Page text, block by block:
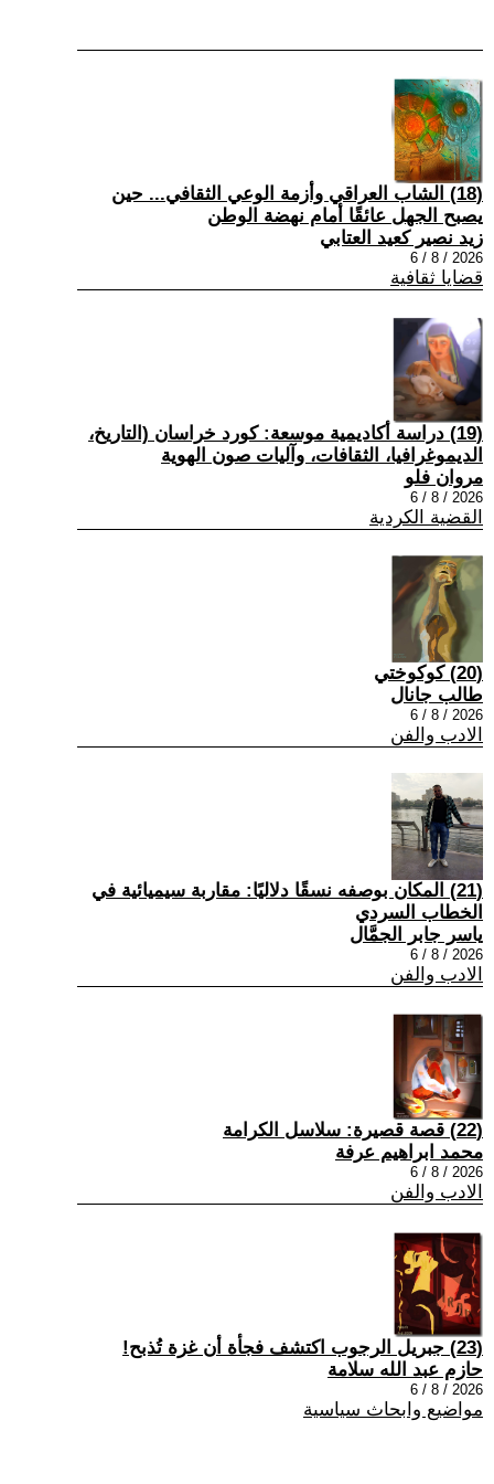
(18) الشاب العراقي وأزمة الوعي الثقافي... حين
يصبح الجهل عائقًا أمام نهضة الوطن
زيد نصير كعيد العتابي
2026 / 8 / 6
قضايا ثقافية
(19) دراسة أكاديمية موسعة: كورد خراسان (التاريخ،
الديموغرافيا، الثقافات، وآليات صون الهوية
مروان فلو
2026 / 8 / 6
القضية الكردية
(20) كوكوختي
طالب جانال
2026 / 8 / 6
الادب والفن
(21) المكان بوصفه نسقًا دلاليًا: مقاربة سيميائية في
الخطاب السردي
ياسر جابر الجمَّال
2026 / 8 / 6
الادب والفن
(22) قصة قصيرة: سلاسل الكرامة
محمد ابراهيم عرفة
2026 / 8 / 6
الادب والفن
(23) جبريل الرجوب اكتشف فجأة أن غزة تُذبح!
حازم عبد الله سلامة
2026 / 8 / 6
مواضيع وابحاث سياسية